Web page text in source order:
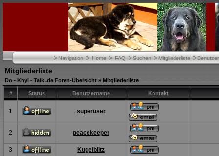
Navigation Home FAQ Suchen Mitgliederliste
Mitgliederliste
Do - Khyi - Talk .de Foren-Übersicht » Mitgliederliste
# Status Benutzername Kontakt
1 superuser
2 peacekeeper
3 Kugelblitz